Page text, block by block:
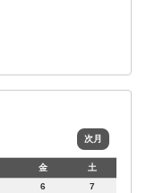
次月
金
土
6
7